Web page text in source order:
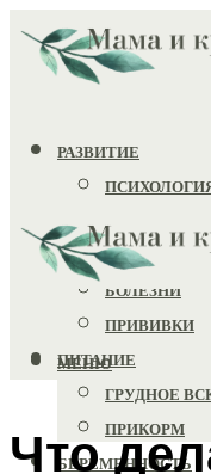
РАЗВИТИЕ
ИГРУШКИ
ЗДОРОВЬЕ
БОЛЕЗНИ
ПРИВИВКИ
ПИТАНИЕ
ГРУДНОЕ
ПРИКОРМ
БЕРЕМЕННОСТЬ
МЕНЮ
Что